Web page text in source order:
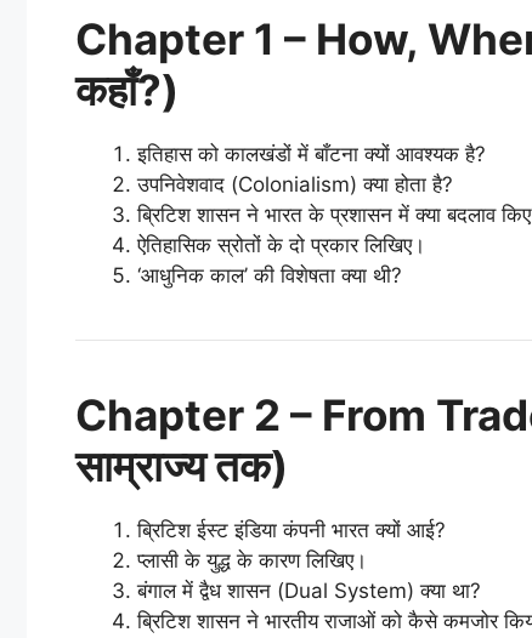
Chapter 1 – How,
कहाँ?)
इतिहास को कालखंडों में बाँटना क्यों आवश्यक है?
उपनिवेशवाद (Colonialism) क्या होता है?
ब्रिटिश शासन ने भारत के प्रशासन में क्या बदलाव
ऐतिहासिक स्रोतों के दो प्रकार लिखिए।
‘आधुनिक काल’ की विशेषता क्या थी?
Chapter 2 – From
साम्राज्य तक)
ब्रिटिश ईस्ट इंडिया कंपनी भारत क्यों आई?
प्लासी के युद्ध के कारण लिखिए।
बंगाल में द्वैध शासन (Dual System) क्या था?
ब्रिटिश शासन ने भारतीय राजाओं को कैसे कमजोर